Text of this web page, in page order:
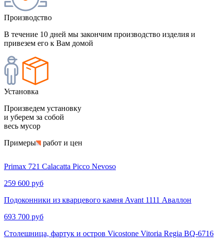
Производство
В течение 10 дней мы закончим производство изделия и
привезем его к Вам домой
Установка
Произведем установку
и уберем за собой
весь мусор
Примеры
работ и цен
Primax 721 Calacatta Picco Nevoso
259 600 руб
Подоконники из кварцевого камня Avant 1111 Аваллон
693 700 руб
Столешница, фартук и остров Vicostone Vitoria Regia BQ-6716